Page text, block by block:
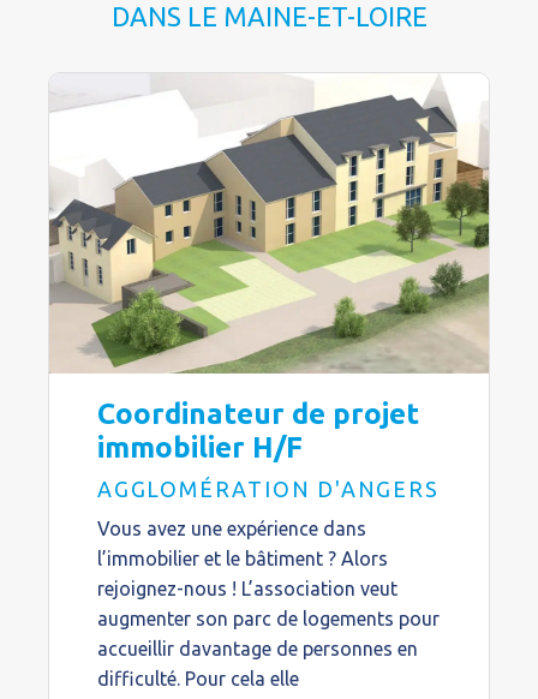
DANS LE MAINE-ET-LOIRE
Coordinateur de projet
immobilier H/F
AGGLOMÉRATION D'ANGERS
Vous avez une expérience dans
l’immobilier et le bâtiment ? Alors
rejoignez-nous ! L’association veut
augmenter son parc de logements pour
accueillir davantage de personnes en
difficulté. Pour cela elle